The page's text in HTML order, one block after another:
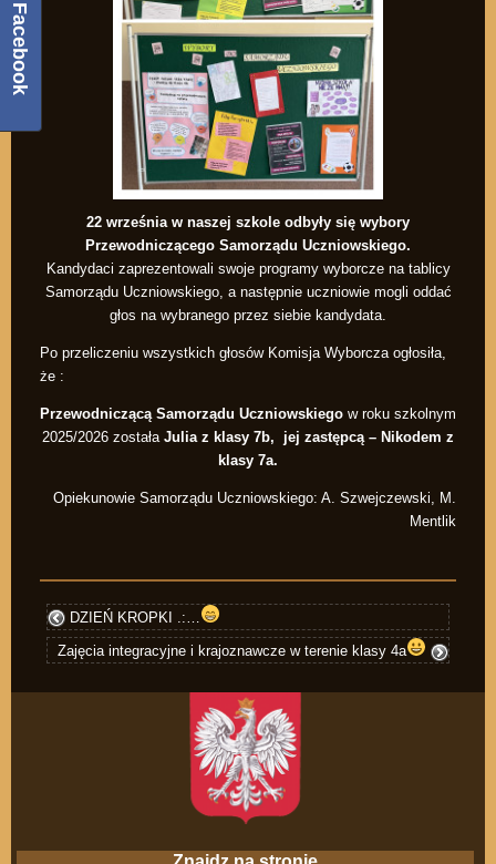
22 września w naszej szkole odbyły się wybory
Przewodniczącego Samorządu Uczniowskiego.
Kandydaci zaprezentowali swoje programy wyborcze na tablicy
Samorządu Uczniowskiego, a następnie uczniowie mogli oddać
głos na wybranego przez siebie kandydata.
Po przeliczeniu wszystkich głosów Komisja Wyborcza ogłosiła,
że :
Przewodniczącą Samorządu Uczniowskiego w roku szkolnym
2025/2026 zostałaJulia z klasy 7b, jej zastępcą – Nikodem z
klasy 7a.
Opiekunowie Samorządu Uczniowskiego: A. Szwejczewski, M.
Mentlik
DZIEŃ KROPKI .:…
Zajęcia integracyjne i krajoznawcze w terenie klasy 4a
Facebook